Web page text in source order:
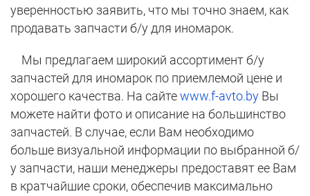
уверенностью заявить, что мы точно знаем, как
продавать запчасти б/у для иномарок.
Мы предлагаем широкий ассортимент б/у
запчастей для иномарок по приемлемой цене и
хорошего качества. На сайтеwww.f-avto.by Вы
можете найти фото и описание на большинство
запчастей. В случае, если Вам необходимо
больше визуальной информации по выбранной б/
у запчасти, наши менеджеры предоставят ее Вам
в кратчайшие сроки, обеспечив максимально